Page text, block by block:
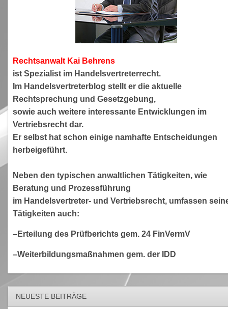
Rechtsanwalt Kai Behrens
ist Spezialist im Handelsvertreterrecht.
Im Handelsvertreterblog stellt er die aktuelle
Rechtsprechung und Gesetzgebung,
sowie auch weitere interessante Entwicklungen im
Vertriebsrecht dar.
Er selbst hat schon einige namhafte Entscheidungen
herbeigeführt.
Neben den typischen anwaltlichen Tätigkeiten, wie
Beratung und Prozessführung
im Handelsvertreter- und Vertriebsrecht, umfassen
Tätigkeiten auch:
–Erteilung des Prüfberichts gem. 24 FinVermV
–Weiterbildungsmaßnahmen gem. der IDD
NEUESTE BEITRÄGE